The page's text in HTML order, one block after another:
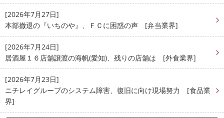
[2026年7月27日]
本部撤退の『いちのや』、ＦＣに困惑の声 [弁当業界]
[2026年7月24日]
居酒屋１６店舗譲渡の海帆(愛知)、残りの店舗は [外食業界]
[2026年7月23日]
ニチレイグループのシステム障害、復旧に向け現場努力 [食品業
界]